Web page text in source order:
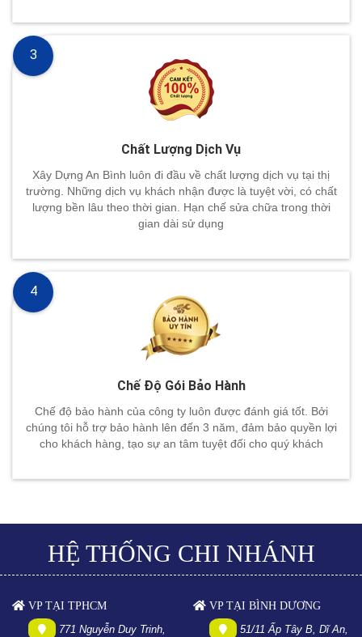
Chất Lượng Dịch Vụ
Xây Dựng An Bình luôn đi đầu về chất lượng dịch vụ tại thị
trường. Những dịch vụ khách nhận được là tuyệt vời, có chất
lượng bền lâu theo thời gian. Hạn chế sửa chữa trong thời
gian dài sử dụng
3
Chế Độ Gói Bảo Hành
Chế độ bảo hành của công ty luôn được đánh giá tốt. Bởi
chúng tôi hỗ trợ bảo hành lên đến 3 năm, đảm bảo quyền lợi
cho khách hàng, tạo sự an tâm tuyệt đối cho quý khách
4
HỆ THỐNG CHI NHÁNH
VP TẠI TPHCM
771 Nguyễn Duy Trinh,
VP TẠI BÌNH DƯƠNG
51/11 Ấp Tây B, Dĩ An,